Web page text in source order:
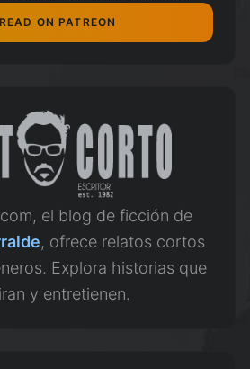
READ ON PATREON
el blog de ficción de
, ofrece relatos cortos
Explora historias que
y entretienen.